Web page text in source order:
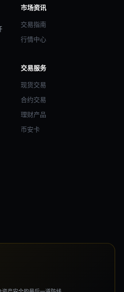
市场资讯
交易指南
行情中心
交易服务
现货交易
合约交易
理财产品
币安卡